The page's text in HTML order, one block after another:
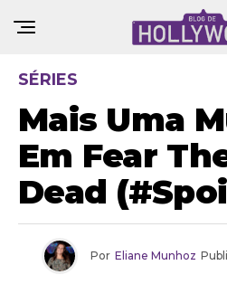
SÉRIES
Mais Uma
Em Fear
Dead
Por Eliane Munhoz